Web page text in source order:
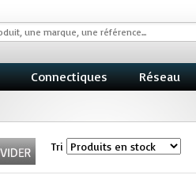
Connectiques Réseau
Tri